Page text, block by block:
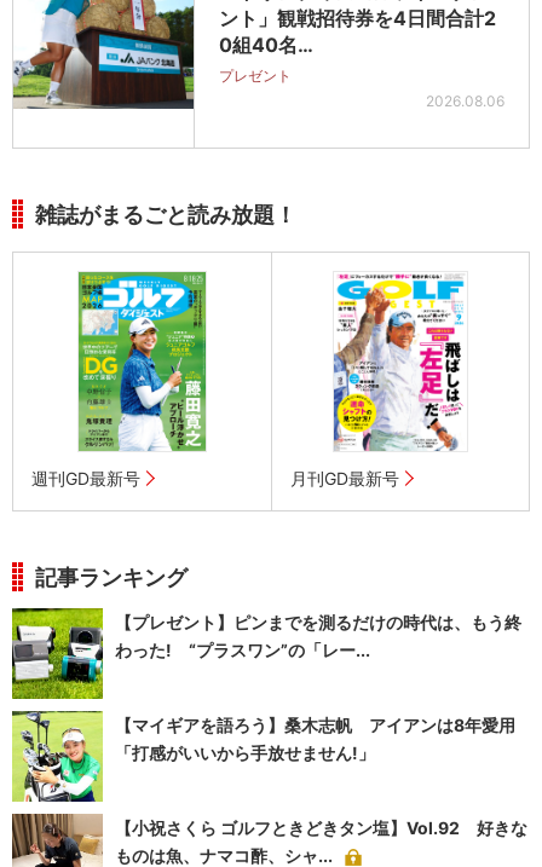
ント」観戦招待券を4日間合計2
0組40名…
プレゼント
2026.08.06
雑誌がまるごと読み放題！
週刊GD最新号 月刊GD最新号
記事ランキング
【プレゼント】ピンまでを測るだけの時代は、もう終
わった! “プラスワン”の「レー...
【マイギアを語ろう】桑木志帆 アイアンは8年愛用
「打感がいいから手放せません!」
【小祝さくら ゴルフときどきタン塩】Vol.92 好きな
ものは魚、ナマコ酢、シャ...